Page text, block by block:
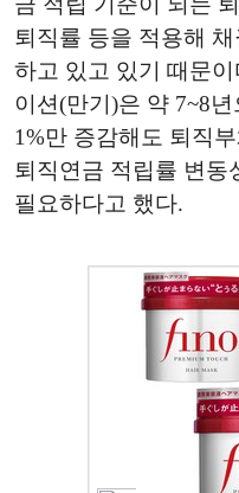
퇴직률 등을 적용해
하고 있고 있기 때문
이션(만기)은 약 7~8
1%만 증감해도 퇴직
퇴직연금 적립률 변동
필요하다고 했다.